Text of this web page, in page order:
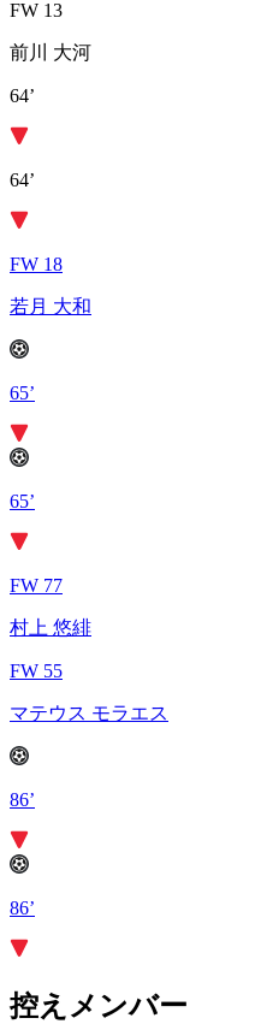
FW 13
前川 大河
64’
64’
FW 18
若月 大和
65’
65’
FW 77
村上 悠緋
FW 55
マテウス モラエス
86’
86’
控えメンバー